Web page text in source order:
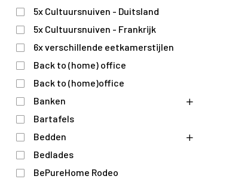
5x Cultuursnuiven - Duitsland
5x Cultuursnuiven - Frankrijk
6x verschillende eetkamerstijlen
Back to (home) office
Back to (home)office
Banken
Bartafels
Bedden
Bedlades
BePureHome Rodeo